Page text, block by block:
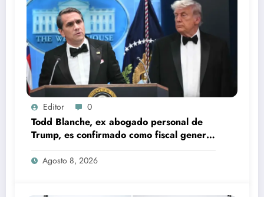
Editor 0
Todd Blanche, ex abogado personal de
Trump, es confirmado como fiscal general
de EU
Agosto 8, 2026